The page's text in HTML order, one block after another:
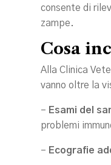
consente di
zampe.
Cosa
Alla Clinica
vanno oltre la
– Esami del
problemi
– Ecografie